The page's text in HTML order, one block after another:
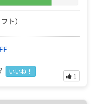
ト）
いいね！
1